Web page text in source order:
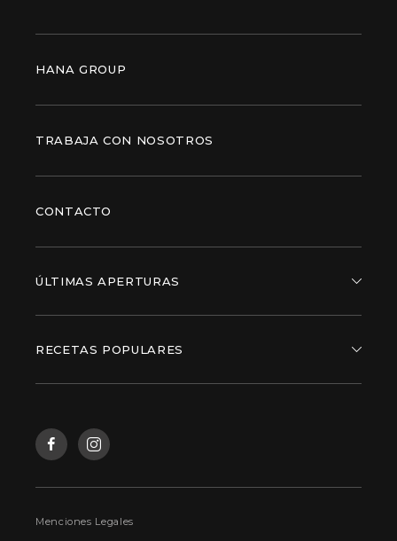
HANA GROUP
TRABAJA CON NOSOTROS
CONTACTO
ÚLTIMAS APERTURAS
RECETAS POPULARES
Menciones Legales